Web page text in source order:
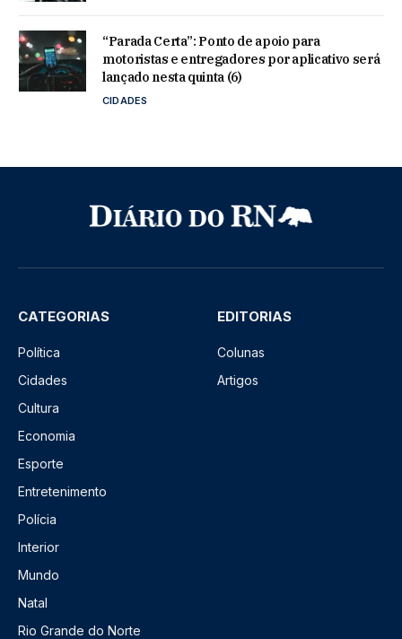
“Parada Certa”: Ponto de apoio para
motoristas e entregadores por aplicativo será
lançado nesta quinta (6)
CIDADES
CATEGORIAS
Política
Cidades
Cultura
Economia
Esporte
Entretenimento
Polícia
Interior
Mundo
Natal
Rio Grande do Norte
EDITORIAS
Colunas
Artigos